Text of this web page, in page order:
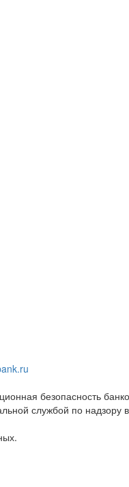
безопасность
службой по надзору